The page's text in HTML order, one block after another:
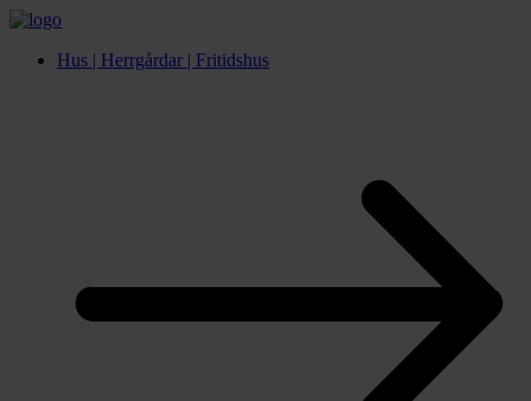
Hus | Herrgårdar | Fritidshus